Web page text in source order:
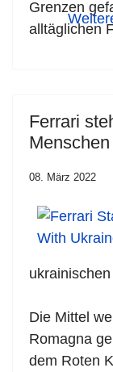
Grenzen
alltäglichen
Ferrari
08. März 2022
Die Mittel
Romagna
dem Roten